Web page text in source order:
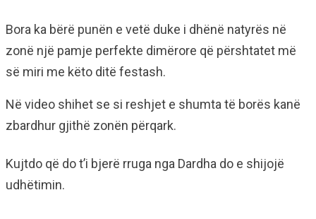
Bora ka bërë punën e vetë duke i dhënë natyrës në
zonë një pamje perfekte dimërore që përshtatet më
së miri me këto ditë festash.
Në video shihet se si reshjet e shumta të borës kanë
zbardhur gjithë zonën përqark.
Kujtdo që do t’i bjerë rruga nga Dardha do e shijojë
udhëtimin.